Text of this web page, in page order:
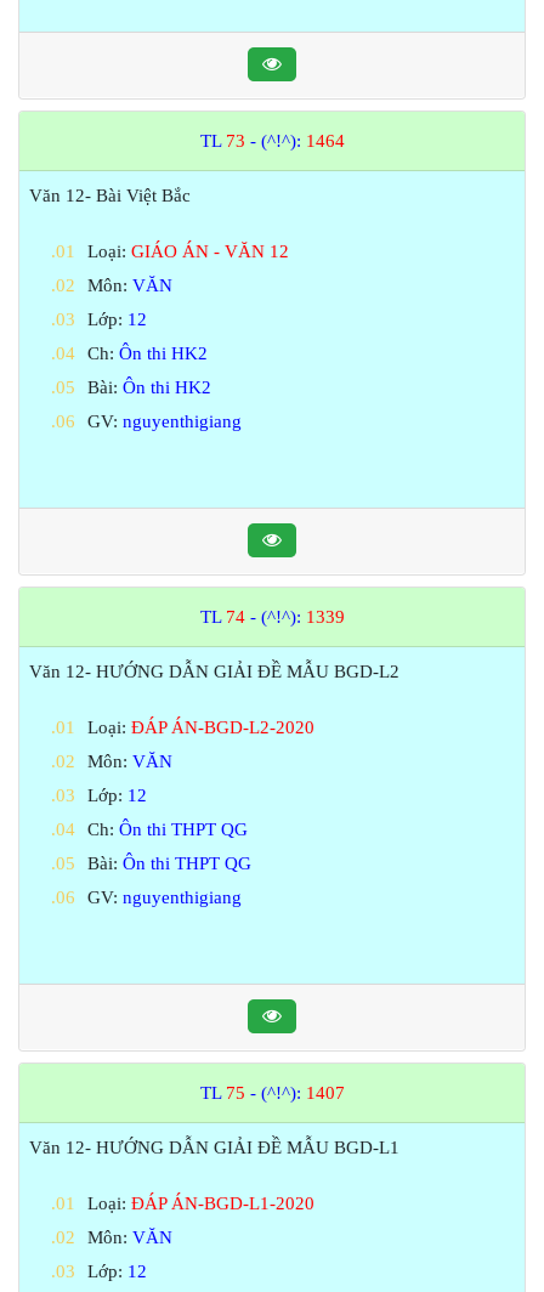
TL 73 - (^!^): 1464
Văn 12- Bài Việt Bắc
Loại:GIÁO ÁN - VĂN 12
Môn:VĂN
Lớp: 12
Ch:Ôn thi HK2
Bài:Ôn thi HK2
GV:nguyenthigiang
TL 74- (^!^): 1339
Văn 12- HƯỚNG DẪN GIẢI ĐỀ MẪU BGD-L2
Loại:ĐÁP ÁN-BGD-L2-2020
Môn:VĂN
Lớp: 12
Ch:Ôn thi THPT QG
Bài:Ôn thi THPT QG
GV:nguyenthigiang
TL 75 - (^!^): 1407
Văn 12- HƯỚNG DẪN GIẢI ĐỀ MẪU BGD-L1
Loại:ĐÁP ÁN-BGD-L1-2020
Môn:VĂN
Lớp: 12